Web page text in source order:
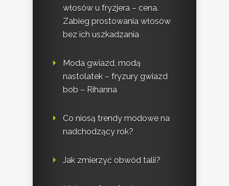
włosów u fryzjera – cena.
Zabieg prostowania włosów
bez ich uszkadzania
Moda gwiazd, modą
nastolatek – fryzury gwiazd
bob – Rihanna
Co niosą trendy modowe na
nadchodzący rok?
Jak zmierzyć obwód talii?